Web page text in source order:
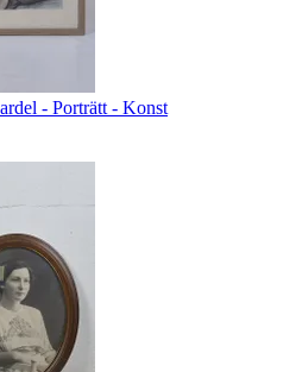
- Porträtt - Konst